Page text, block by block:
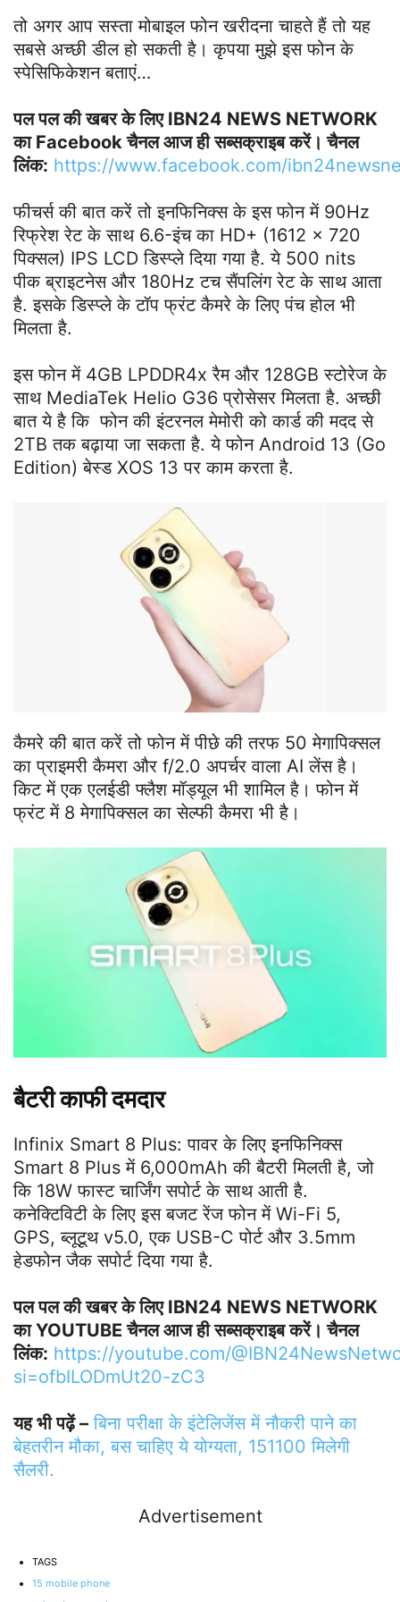
तो अगर आप सस्ता मोबाइल फोन खरीदना चाहते हैं तो यह
सबसे अच्छी डील हो सकती है। कृपया मुझे इस फोन के
स्पेसिफिकेशन बताएं…
पल पल की खबर के लिए IBN24 NEWS NETWORK
का Facebook चैनल आज ही सब्सक्राइब करें। चैनल
लिंक: https://www.facebook.com/
फीचर्स की बात करें तो इनफिनिक्स के इस फोन में 90Hz
रिफ्रेश रेट के साथ 6.6-इंच का HD+ (1612 x 720
पिक्सल) IPS LCD डिस्प्ले दिया गया है. ये 500 nits
पीक ब्राइटनेस और 180Hz टच सैंपलिंग रेट के साथ आता
है. इसके डिस्प्ले के टॉप फ्रंट कैमरे के लिए पंच होल भी
मिलता है.
इस फोन में 4GB LPDDR4x रैम और 128GB स्टोरेज के
साथ MediaTek Helio G36 प्रोसेसर मिलता है. अच्छी
बात ये है कि फोन की इंटरनल मेमोरी को कार्ड की मदद से
2TB तक बढ़ाया जा सकता है. ये फोन Android 13 (Go
Edition) बेस्ड XOS 13 पर काम करता है.
कैमरे की बात करें तो फोन में पीछे की तरफ 50 मेगापिक्सल
का प्राइमरी कैमरा और f/2.0 अपर्चर वाला AI लेंस है।
किट में एक एलईडी फ्लैश मॉड्यूल भी शामिल है। फोन में
फ्रंट में 8 मेगापिक्सल का सेल्फी कैमरा भी है।
बैटरी काफी दमदार
Infinix Smart 8 Plus: पावर के लिए इनफिनिक्स
Smart 8 Plus में 6,000mAh की बैटरी मिलती है, जो
कि 18W फास्ट चार्जिंग सपोर्ट के साथ आती है.
कनेक्टिविटी के लिए इस बजट रेंज फोन में Wi-Fi 5,
GPS, ब्लूटूथ v5.0, एक USB-C पोर्ट और 3.5mm
हेडफोन जैक सपोर्ट दिया गया है.
पल पल की खबर के लिए IBN24 NEWS NETWORK
का YOUTUBE चैनल आज ही सब्सक्राइब करें। चैनल
लिंक: https://youtube.com/
si=ofbILODmUt20-zC3
यह भी पढ़ें – बिना परीक्षा के इंटेलिजेंस में नौकरी पाने का
बेहतरीन मौका, बस चाहिए ये योग्यता, 151100 मिलेगी
सैलरी.
Advertisement
TAGS
15 mobile phone